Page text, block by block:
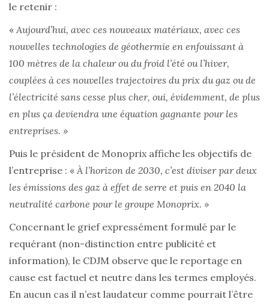
le retenir :
« Aujourd’hui, avec ces nouveaux matériaux, avec ces
nouvelles technologies de géothermie en enfouissant à
100 mètres de la chaleur ou du froid l’été ou l’hiver,
couplées à ces nouvelles trajectoires du prix du gaz ou de
l’électricité sans cesse plus cher, oui, évidemment, de plus
en plus ça deviendra une équation gagnante pour les
entreprises. »
Puis le président de Monoprix affiche les objectifs de
l’entreprise : « À l’horizon de 2030, c’est diviser par deux
les émissions des gaz à effet de serre et puis en 2040 la
neutralité carbone pour le groupe Monoprix. »
Concernant le grief expressément formulé par le
requérant (non-distinction entre publicité et
information), le CDJM observe que le reportage en
cause est factuel et neutre dans les termes employés.
En aucun cas il n’est laudateur comme pourrait l’être